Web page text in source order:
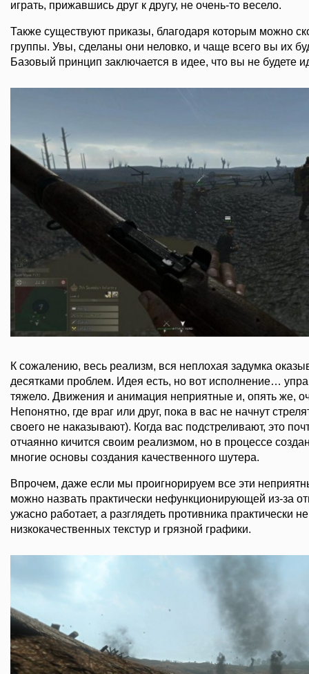
играть, прижавшись друг к другу, не очень-то весело.
Также существуют приказы, благодаря которым можно
группы. Увы, сделаны они неловко, и чаще всего вы их
Базовый принцип заключается в идее, что вы не будете
К сожалению, весь реализм, вся неплохая задумка
десятками проблем. Идея есть, но вот исполнение…
тяжело. Движения и анимация неприятные и, опять же,
Непонятно, где враг или друг, пока в вас не начнут
своего не наказывают). Когда вас подстреливают, это
отчаянно кичится своим реализмом, но в процессе
многие основы создания качественного шутера.
Впрочем, даже если мы проигнорируем все эти
можно назвать практически нефункционирующей из-за
ужасно работает, а разглядеть противника практически
низкокачественных текстур и грязной графики.